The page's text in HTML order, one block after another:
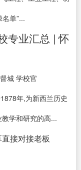
单”...
专业汇总 | 怀
城 学校官
年,为新西兰历史
学和研究的高...
接对接老板